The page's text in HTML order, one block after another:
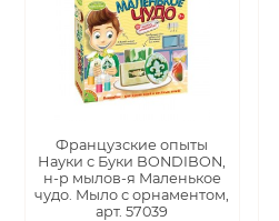
Французские опыты
Науки с Буки BONDIBON,
н-р мылов-я Маленькое
чудо. Мыло с орнаментом,
арт. 57039